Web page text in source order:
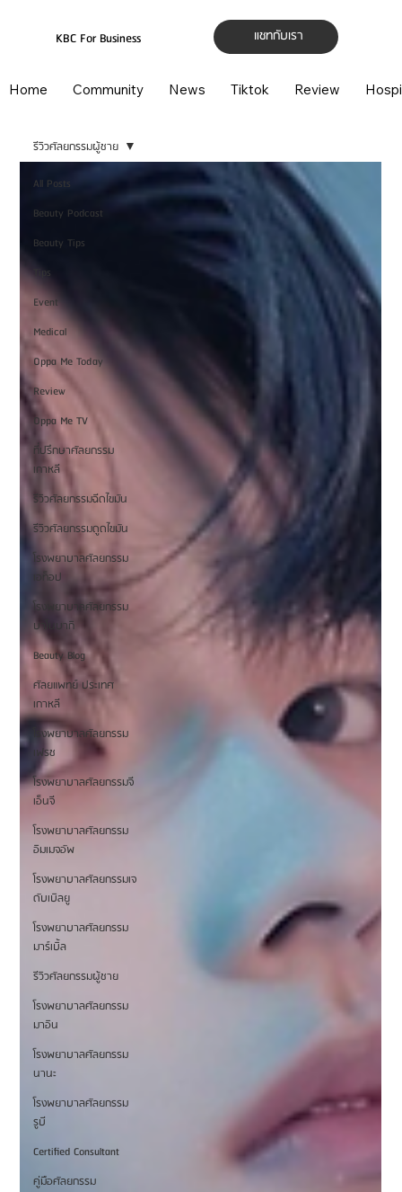
แชทกับเรา
KBC For Business
Home Community News Tiktok Review
All Posts
Beauty Podcast
Beauty Tips
Tips
Event
Medical
Oppa Me Today
Review
Oppa Me TV
ที่ปรึกษาศัลยกรรม
เกาหลี
รีวิวศัลยกรรมฉีดไขมัน
รีวิวศัลยกรรมดูดไขมัน
โรงพยาบาลศัลยกรรม
เอท็อป
โรงพยาบาลศัลยกรรม
บาโนบากิ
Beauty Blog
ศัลยแพทย์ ประเทศ
เกาหลี
โรงพยาบาลศัลยกรรม
เฟรช
โรงพยาบาลศัลยกรรมจี
เอ็นจี
โรงพยาบาลศัลยกรรม
อิมเมจอัพ
โรงพยาบาลศัลยกรรมเจ
ดับเบิลยู
โรงพยาบาลศัลยกรรม
มาร์เบิ้ล
รีวิวศัลยกรรมผู้ชาย
โรงพยาบาลศัลยกรรม
มาอิน
โรงพยาบาลศัลยกรรม
นานะ
โรงพยาบาลศัลยกรรม
รูบี
Certified Consultant
คู่มือศัลยกรรม
รีวิวศัลยกรรมผู้ชาย